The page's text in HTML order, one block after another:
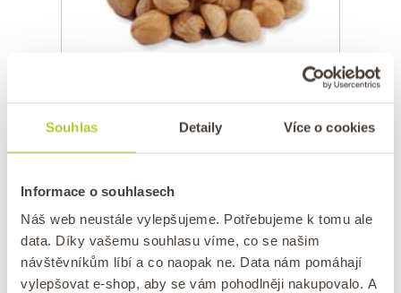
Souhlas Detaily Více o cookies
Informace o souhlasech
Náš web neustále vylepšujeme. Potřebujeme k tomu ale
data. Díky vašemu souhlasu víme, co se našim
návštěvníkům líbí a co naopak ne. Data nám pomáhají
vylepšovat e-shop, aby se vám pohodlněji nakupovalo. A
Lískové ořechy LOUPANÉ 250 g
229 Kč
všechny milovníky „lískáčů“, kteří preferují
jádra bez jejich přirozené hnědé slupky!
Lískové oříšky mají svou typickou
nezaměnitelnou chuť. Proto jsou lískáče
jedny z nejrozšířenějších a nejoblíbenějších